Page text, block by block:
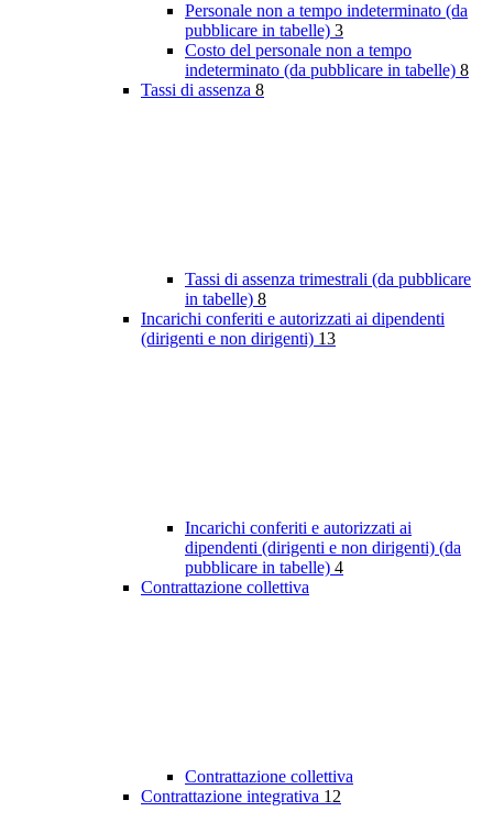
Personale non a tempo indeterminato (da
pubblicare in tabelle) 3
Costo del personale non a tempo
indeterminato (da pubblicare in tabelle) 8
Tassi di assenza 8
Tassi di assenza trimestrali (da pubblicare
in tabelle) 8
Incarichi conferiti e autorizzati ai dipendenti
(dirigenti e non dirigenti) 13
Incarichi conferiti e autorizzati ai
dipendenti (dirigenti e non dirigenti) (da
pubblicare in tabelle) 4
Contrattazione collettiva
Contrattazione collettiva
Contrattazione integrativa 12